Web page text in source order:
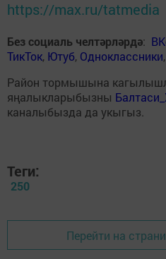
https://max.ru/tatmedia
Без социаль челтәрләрдә:
ТикТок, Ютуб, Одноклассники,
Район тормышына
яңалыкларыбызны
каналыбызда да укыгыз.
Теги:
250
Перейти на